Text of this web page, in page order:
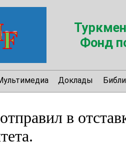
Фонд
Доклады
в